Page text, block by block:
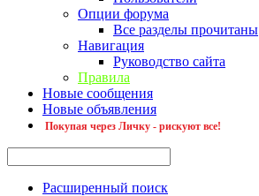
Опции форума
Все разделы прочитаны
Навигация
Руководство сайта
Правила
Новые сообщения
Новые объявления
Покупая через Личку - рискуют все!
Расширенный поиск